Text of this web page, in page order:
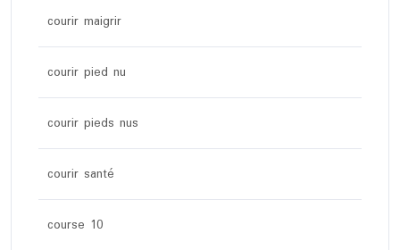
courir maigrir
courir pied nu
courir pieds nus
courir santé
course 10